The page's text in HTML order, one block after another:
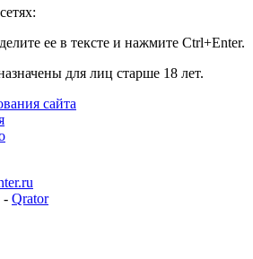
ее в тексте и нажмите Ctrl+Enter.
для лиц старше 18 лет.
сайта
- Qrator